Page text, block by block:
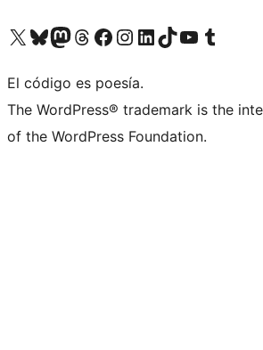
Visita nuestra cuenta de X (anteriormente Twitter)
Visita nuestra cuenta de Bluesky
Visita nuestra cuenta de Mastodon
Visita nuestra cuenta de Threads
Visita nuestra página de Facebook
Visita nuestra cuenta de Instagram
Visita nuestra cuenta de LinkedIn
Visita nuestra cuenta de TikTok
Visita nuestro canal de YouTube
Visita nuestra cuenta de Tumblr
El código es poesía.
The WordPress® trademark is the
of the WordPress Foundation.